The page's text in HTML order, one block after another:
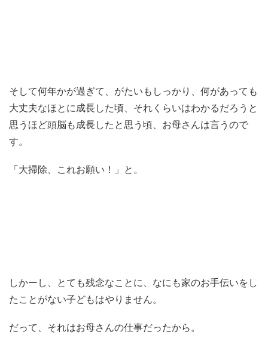
そして何年かが過ぎて、がたいもしっかり、何があっても
大丈夫なほとに成長した頃、それくらいはわかるだろうと
思うほど頭脳も成長したと思う頃、お母さんは言うので
す。
「大掃除、これお願い！」と。
しかーし、とても残念なことに、なにも家のお手伝いをし
たことがない子どもはやりません。
だって、それはお母さんの仕事だったから。